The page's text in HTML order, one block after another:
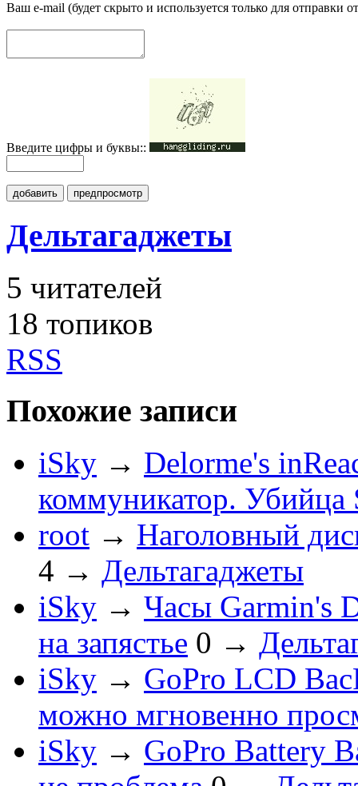
Ваш e-mail (будет скрыто и используется только для отправки
Введите цифры и буквы::
добавить предпросмотр
Дельтагаджеты
5 читателей
18 топиков
RSS
Похожие записи
iSky → Delorme's
коммуникатор. Убийца
root → Наголовный
4 → Дельтагаджеты
iSky → Часы Garmin's
на запястье 0 →
iSky → GoPro LCD
можно мгновенно
iSky → GoPro Battery